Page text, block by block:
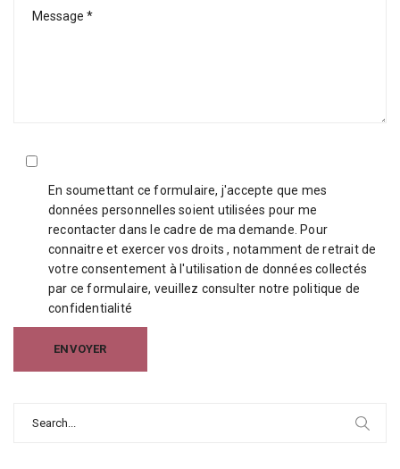
En soumettant ce formulaire, j'accepte que mes
données personnelles soient utilisées pour me
recontacter dans le cadre de ma demande. Pour
connaitre et exercer vos droits , notamment de retrait de
votre consentement à l'utilisation de données collectés
par ce formulaire, veuillez consulter notre politique de
confidentialité
for: